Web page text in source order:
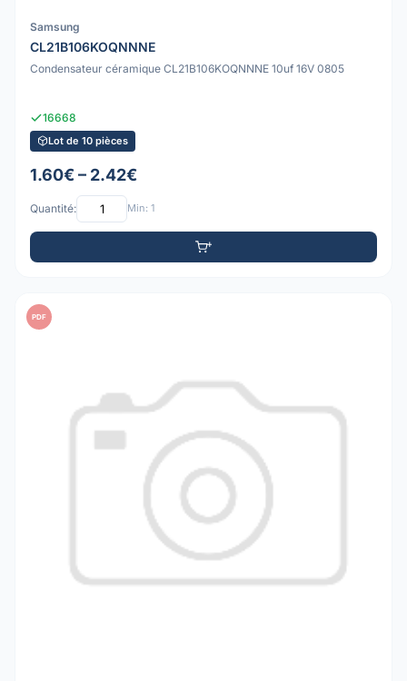
Samsung
CL21B106KOQNNNE
Condensateur céramique CL21B106KOQNNNE 10uf 16V 0805
16668
Lot de 10 pièces
1.60€ – 2.42€
Quantité: Min: 1
PDF